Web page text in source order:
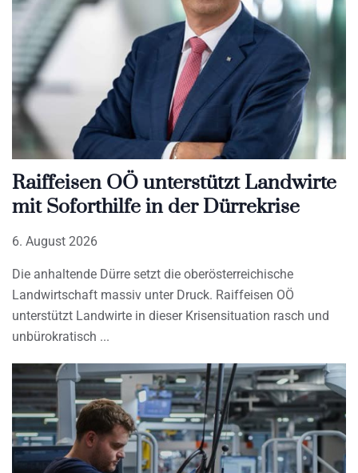
Raiffeisen OÖ unterstützt Landwirte
mit Soforthilfe in der Dürrekrise
6. August 2026
Die anhaltende Dürre setzt die oberösterreichische
Landwirtschaft massiv unter Druck. Raiffeisen OÖ
unterstützt Landwirte in dieser Krisensituation rasch und
unbürokratisch